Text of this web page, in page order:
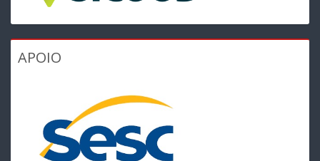
APOIO